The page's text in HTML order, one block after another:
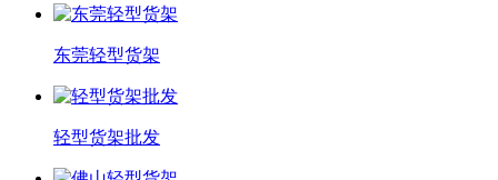
东莞轻型货架
轻型货架批发